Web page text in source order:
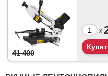
x
41 400